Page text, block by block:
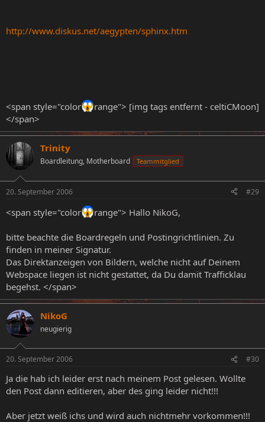
http://www.diskus.net/aegypten/sphinx.htm
<span style="color
range"> [img tags entfernt - celtiCMoon]
</span>
Trinity
Boardleitung, Motherboard Teammitglied
20. September 2006 #29
<span style="color range"> Hallo NikoG,
bitte beachte die Boardregeln und Postingrichtlinien. Zu
finden in meiner Signatur.
Das Direktanzeigen von Bildern, welche nicht auf Deinem
Webspace liegen ist nicht gestattet, da Du damit Trafficklau
begehst. </span>
NikoG
neugierig
20. September 2006 #30
Ja die hab ich leider erst nach meinem Post gelesen. Wollte
den Post dann editieren, aber des ging leider nicht!!!
Aber jetzt weiß ichs und wird auch nichtmehr vorkommen!!!